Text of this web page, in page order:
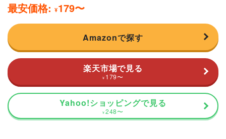
最安価格: ¥179〜
Amazonで探す
楽天市場で見る
¥ 179〜
Yahoo!ショッピングで見る
¥ 248〜